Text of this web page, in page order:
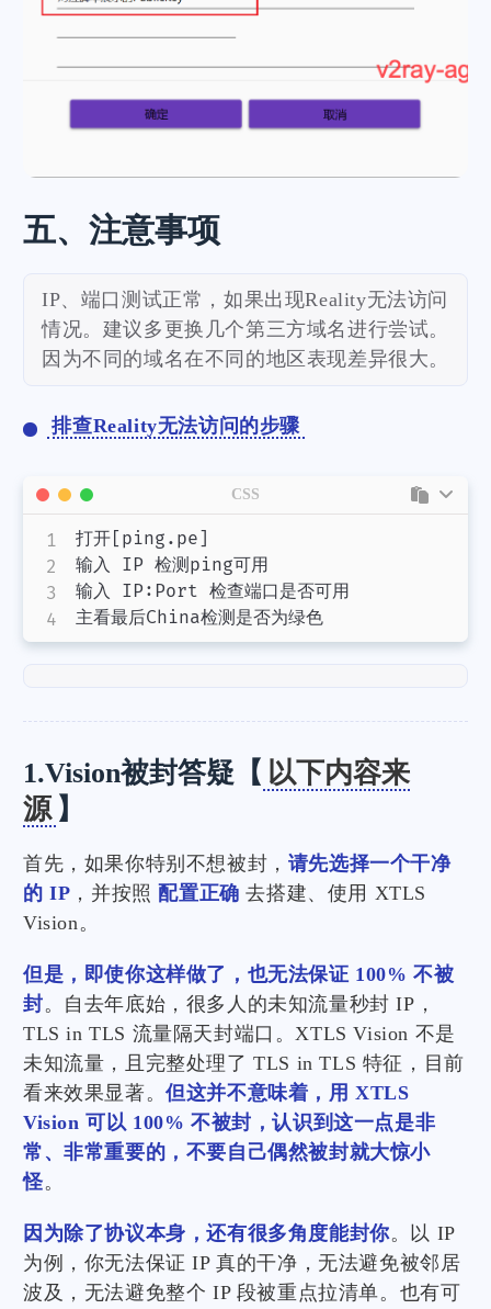
五、注意事项
IP、端口测试正常，如果出现Reality无法访问
情况。建议多更换几个第三方域名进行尝试。
因为不同的域名在不同的地区表现差异很大。
排查Reality无法访问的步骤
打开[ping.pe]
输入 IP 检测ping可用
输入 IP : Port 检查端口是否可用
主看最后China检测是否为绿色
CSS
1.Vision被封答疑【 以下内容来
源 】
首先，如果你特别不想被封， 请先选择一个干净
的 IP ，并按照配置正确 去搭建、使用 XTLS
Vision。
但是，即使你这样做了，也无法保证 100% 不被
封。自去年底始，很多人的未知流量秒封 IP，
TLS in TLS 流量隔天封端口。XTLS Vision 不是
未知流量，且完整处理了 TLS in TLS 特征，目前
看来效果显著。但这并不意味着，用 XTLS
Vision 可以 100% 不被封，认识到这一点是非
常、非常重要的，不要自己偶然被封就大惊小
怪。
因为除了协议本身，还有很多角度能封你。以 IP
为例，你无法保证 IP 真的干净，无法避免被邻居
波及，无法避免整个 IP 段被重点拉清单。也有可